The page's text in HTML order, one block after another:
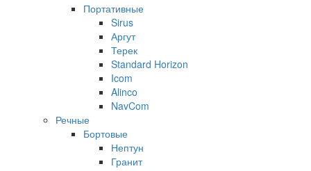
Портативные
Sirus
Аргут
Терек
Standard Horizon
Icom
Alinco
NavCom
Речные
Бортовые
Нептун
Гранит